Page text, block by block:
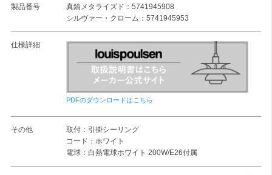
製品番号
真鍮メタライズド：5741945908
シルヴァー・クローム：5741945953
仕様詳細
PDFのダウンロードはこちら
その他
取付：引掛シーリング
コード：ホワイト
電球：白熱電球ホワイト 200W/E26付属